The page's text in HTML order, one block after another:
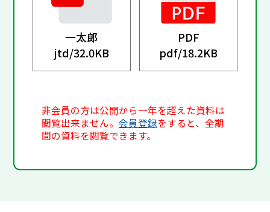
一太郎
jtd/32.0KB
PDF
pdf/18.2KB
非会員の方は公開から一年を超えた資料は
閲覧出来ません。会員登録をすると、全期
間の資料を閲覧できます。